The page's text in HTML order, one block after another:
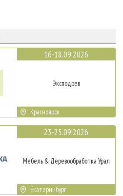
16-18.09.2026
Эксподрев
Красноярск
23-25.09.2026
Мебель & Деревообработка Урал
Екатеринбург